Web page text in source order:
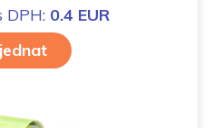
DPH: 0.4 EUR